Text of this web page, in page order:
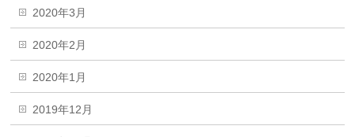
2020年3月
2020年2月
2020年1月
2019年12月